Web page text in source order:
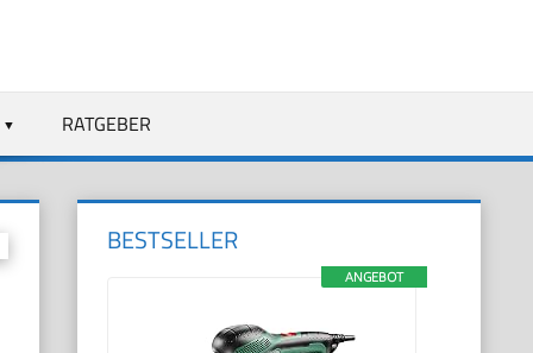
RATGEBER
BESTSELLER
ANGEBOT